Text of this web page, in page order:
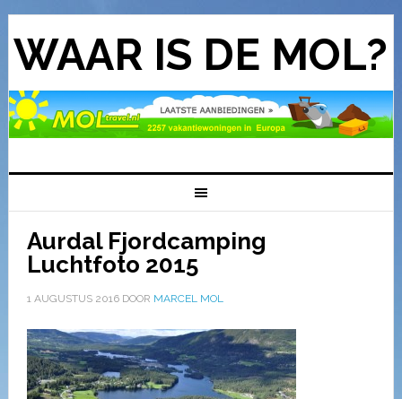
WAAR IS DE MOL?
Aurdal Fjordcamping
Luchtfoto 2015
1 AUGUSTUS 2016DOOR MARCEL MOL